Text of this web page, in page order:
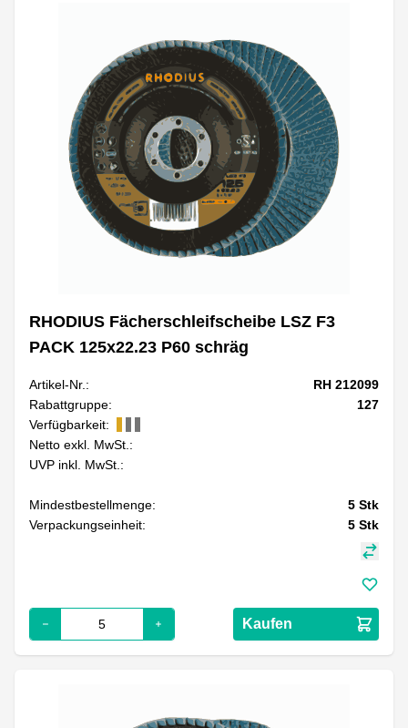
RHODIUS Fächerschleifscheibe LSZ F3
PACK 125x22.23 P60 schräg
Artikel-Nr.:
RH 212099
Rabattgruppe:
127
Verfügbarkeit:
Netto exkl. MwSt.:
UVP inkl. MwSt.:
Mindestbestellmenge: 5 Stk
Verpackungseinheit:
5 Stk
Kaufen